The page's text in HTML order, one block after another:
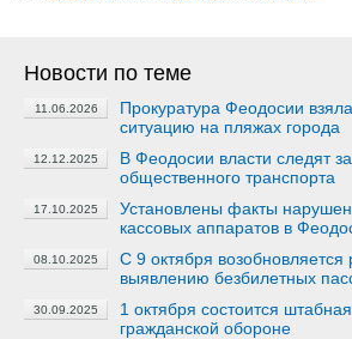
Новости по теме
11.06.2026
Прокуратура Феодосии
ситуацию на пляжах города
12.12.2025
В Феодосии власти следят
общественного транспорта
17.10.2025
Установлены факты
кассовых аппаратов в
08.10.2025
С 9 октября возобновляется
выявлению безбилетных
30.09.2025
1 октября состоится
гражданской обороне